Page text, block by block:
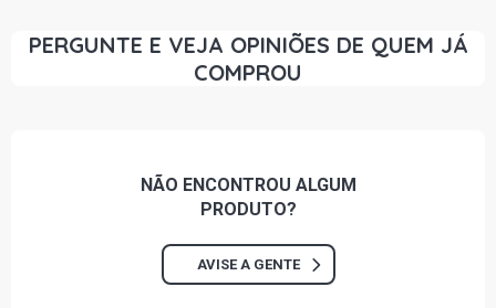
PERGUNTE E VEJA OPINIÕES DE QUEM JÁ
COMPROU
NÃO ENCONTROU ALGUM
PRODUTO?
AVISE A GENTE